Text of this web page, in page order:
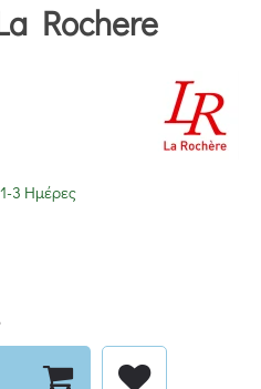
Rochere
3 Ημέρες